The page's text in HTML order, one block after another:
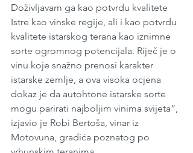
Doživljavam ga kao potvrdu kvalitete
Istre kao vinske regije, ali i kao potvrdu
kvalitete istarskog terana kao iznimne
sorte ogromnog potencijala. Riječ je o
vinu koje snažno prenosi karakter
istarske zemlje, a ova visoka ocjena
dokaz je da autohtone istarske sorte
mogu parirati najboljim vinima svijeta“,
izjavio je Robi Bertoša, vinar iz
Motovuna, gradića poznatog po